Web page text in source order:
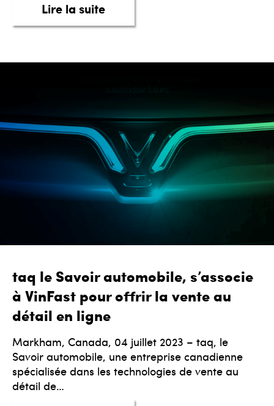
Lire la suiteabout Les avantages de la
taq le Savoir automobile, s’associe
à VinFast pour offrir la vente au
détail en ligne
Markham, Canada, 04 juillet 2023 – taq, le
Savoir automobile, une entreprise canadienne
spécialisée dans les technologies de vente au
détail de…